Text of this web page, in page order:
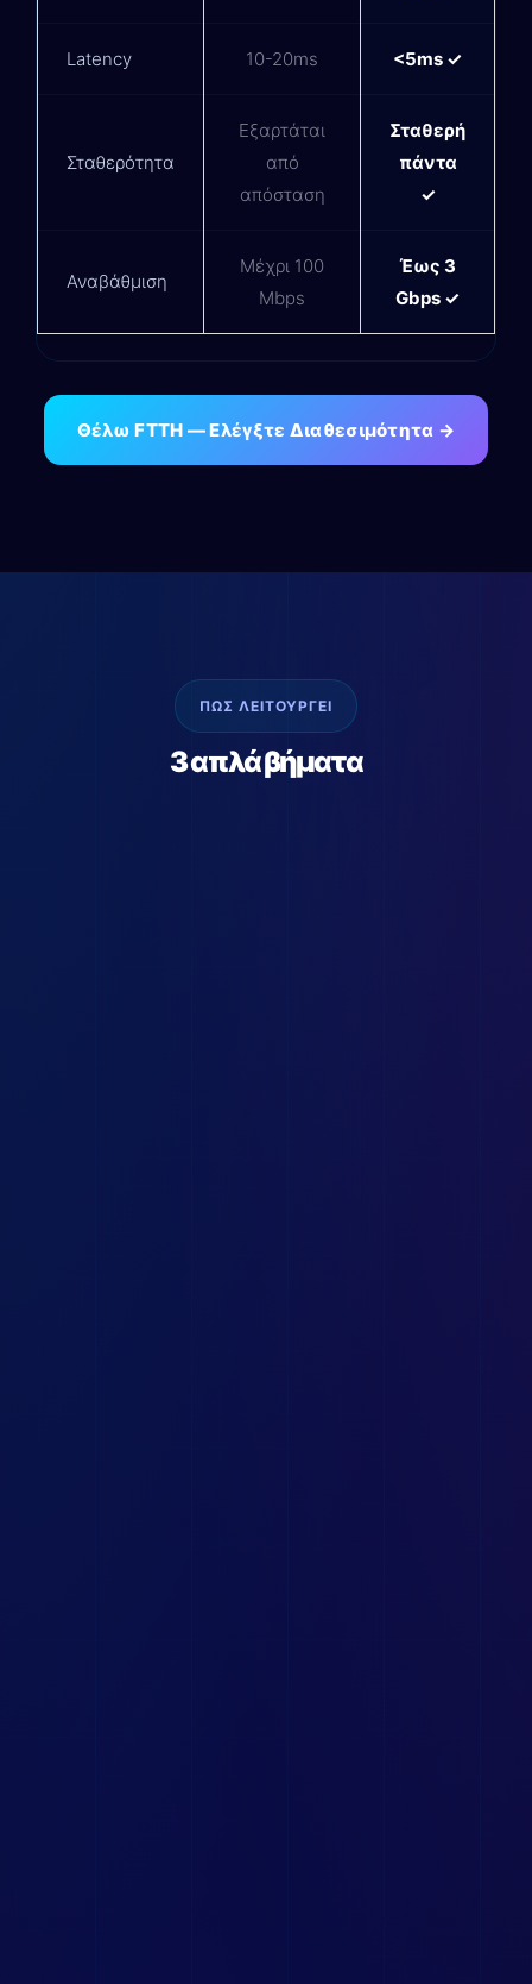
Latency 10-20ms <5ms ✓
Σταθερότητα
Εξαρτάται
από
απόσταση
Σταθερή
πάντα
✓
Αναβάθμιση
Μέχρι 100
Mbps
Έως 3
Gbps ✓
Θέλω FTTH — Ελέγξτε Διαθεσιμότητα →
ΠΩΣ ΛΕΙΤΟΥΡΓΕΙ
3 απλά βήματα